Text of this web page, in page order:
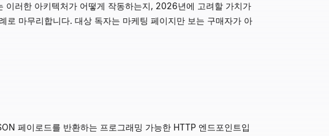
이러한 아키텍처가 어떻게 작동하는지, 2026년에 고려할 가치가
마무리합니다. 대상 독자는 마케팅 페이지만 보는 구매자가 아
페이로드를 반환하는 프로그래밍 가능한 HTTP 엔드포인트입